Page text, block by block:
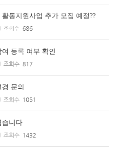
동지원사업 추가 모집 예정??
조회수 686
등록 여부 확인
조회수 817
문의
조회수 1051
습니다
조회수 1432